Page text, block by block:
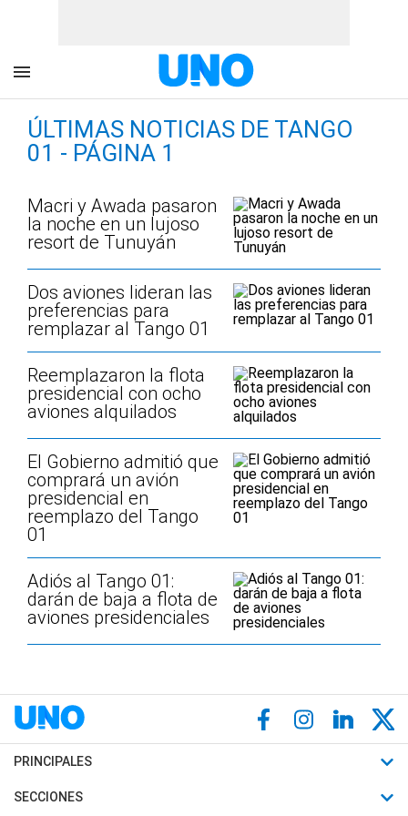
ÚLTIMAS NOTICIAS DE TANGO
01 - PÁGINA 1
Macri y Awada pasaron
la noche en un lujoso
resort de Tunuyán
Dos aviones lideran las
preferencias para
remplazar al Tango 01
Reemplazaron la flota
presidencial con ocho
aviones alquilados
El Gobierno admitió que
comprará un avión
presidencial en
reemplazo del Tango
01
Adiós al Tango 01:
darán de baja a flota de
aviones presidenciales
PRINCIPALES
Últimas Noticias
SECCIONES